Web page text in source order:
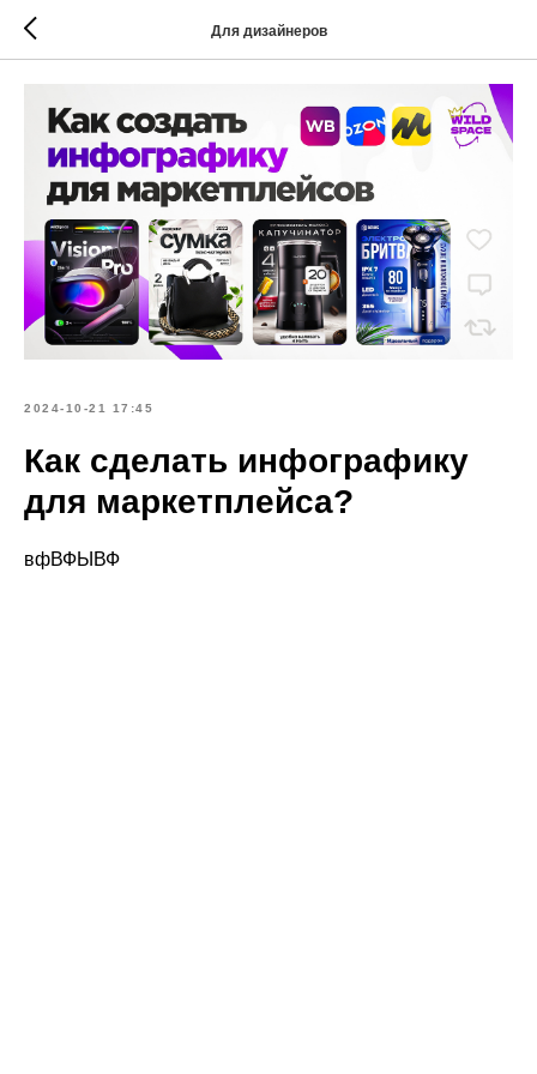
Для дизайнеров
2024-10-21 17:45
Как сделать инфографику
для маркетплейса?
вфВФЫВФ